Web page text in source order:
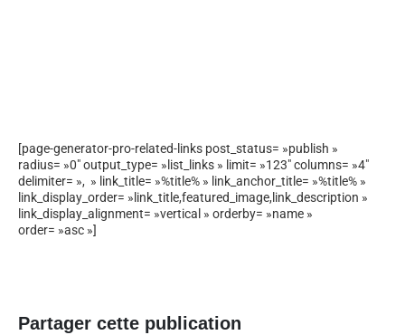
[page-generator-pro-related-links post_status= »publish »
radius= »0″ output_type= »list_links » limit= »123″ columns= »4″
delimiter= », » link_title= »%title% » link_anchor_title= »%title% »
link_display_order= »link_title,featured_image,link_description »
link_display_alignment= »vertical » orderby= »name »
order= »asc »]
Partager cette publication